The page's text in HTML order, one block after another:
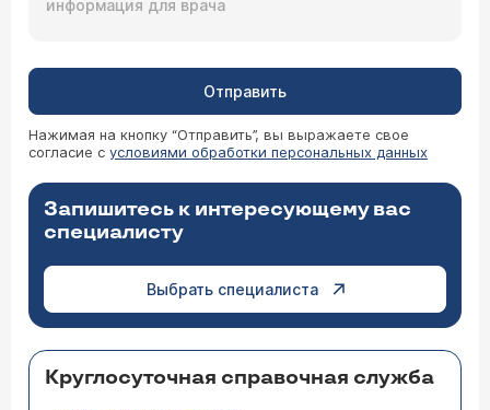
Отправить
Нажимая на кнопку “Отправить”, вы выражаете свое
согласие с условиями обработки персональных данных
Запишитесь к интересующему вас
специалисту
Выбрать специалиста
Круглосуточная справочная служба